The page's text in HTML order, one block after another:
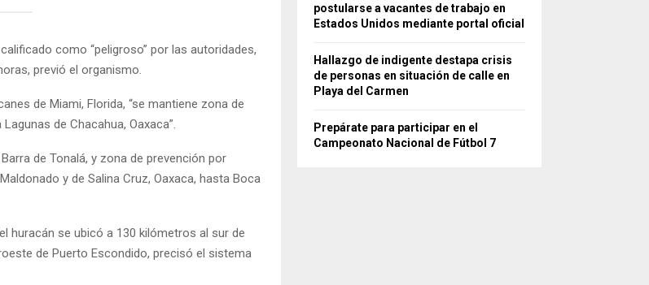
como “peligroso” por las autoridades,
previó el organismo.
de Miami, Florida, “se mantiene zona de
de Chacahua, Oaxaca”.
de Tonalá, y zona de prevención por
y de Salina Cruz, Oaxaca, hasta Boca
huracán se ubicó a 130 kilómetros al sur de
de Puerto Escondido, precisó el sistema
postularse a vacantes de trabajo en
Estados Unidos mediante portal oficial
Hallazgo de indigente destapa crisis
de personas en situación de calle en
Playa del Carmen
Prepárate para participar en el
Campeonato Nacional de Fútbol 7